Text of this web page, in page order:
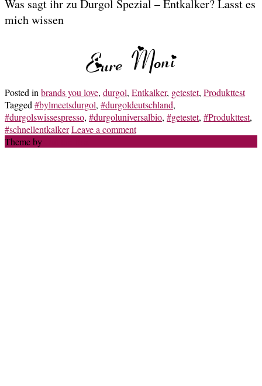
Was sagt ihr zu Durgol Spezial – Entkalker? Lasst es
mich wissen
Posted in brands you love, durgol, Entkalker, getestet, Produkttest
Tagged #bylmeetsdurgol, #durgoldeutschland,
#durgolswissespresso, #durgoluniversalbio, #getestet, #Produkttest,
#schnellentkalkerLeave a comment
Theme by